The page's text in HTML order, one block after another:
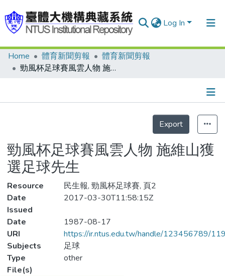
Log In
Communities & Collections
Statistics
Home 體育新聞剪報
體育新聞剪報
勁風杯足球賽風雲人物 施維山獲選足球先生
Export
勁風杯足球賽風雲人物 施維山獲
選足球先生
Resource
民生報, 勁風杯足球賽, 頁2
Date
Issued
2017-03-30T11:58:15Z
Date
1987-08-17
URI
https://ir.ntus.edu.tw/handle/123456789/
Subjects
足球
Type
other
File(s)